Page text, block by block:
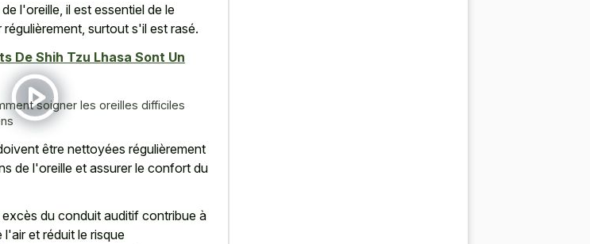
l'oreille, il est essentiel de le
surtout s'il est rasé.
De Shih Tzu Lhasa Sont Un
soigner les oreilles difficiles
être nettoyées régulièrement
de l'oreille et assurer le confort du
du conduit auditif contribue à
et réduit le risque